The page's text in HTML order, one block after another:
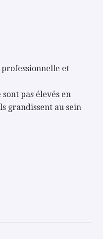
et
pas élevés en
grandissent au sein